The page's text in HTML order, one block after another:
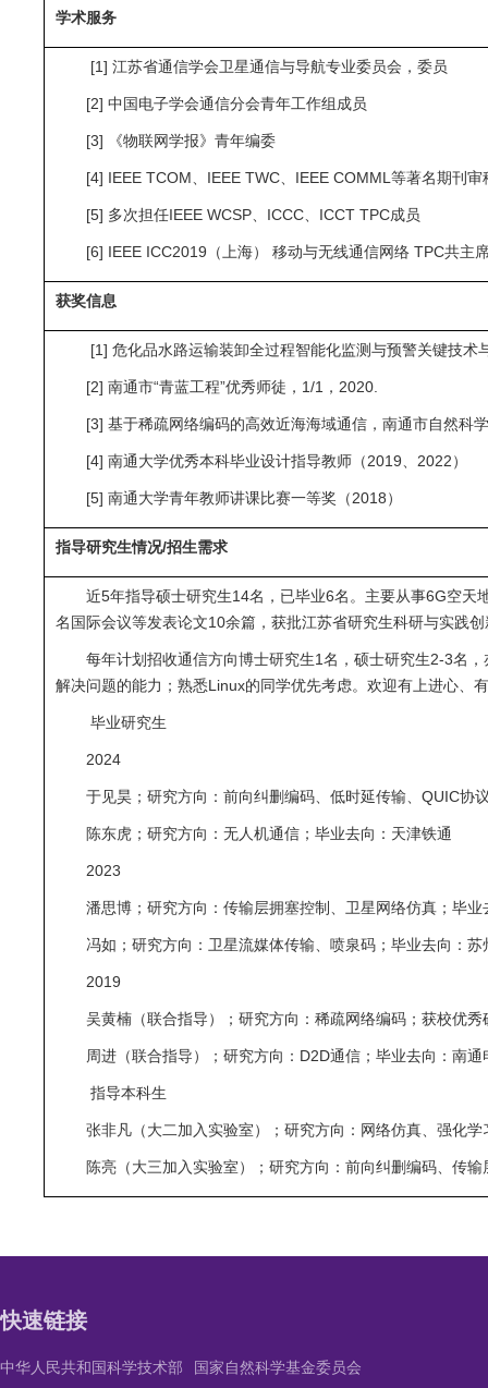
学术服务
[1] 江苏省通信学会卫星通信与导航专业委员会，委员
[2] 中国电子学会通信分会青年工作组成员
[3] 《物联网学报》青年编委
[4] IEEE TCOM、IEEE TWC、IEEE COMML等著名期刊审
[5] 多次担任IEEE WCSP、ICCC、ICCT TPC成员
[6] IEEE ICC2019（上海） 移动与无线通信网络 TPC共主
获奖信息
[1] 危化品水路运输装卸全过程智能化监测与预警关键技术
[2] 南通市“青蓝工程”优秀师徒，1/1，2020.
[3] 基于稀疏网络编码的高效近海海域通信，南通市自然科
[4] 南通大学优秀本科毕业设计指导教师（2019、2022）
[5] 南通大学青年教师讲课比赛一等奖（2018）
指导研究生情况/招生需求
近5年指导硕士研究生14名，已毕业6名。主要从事6G空天
名国际会议等发表论文10余篇，获批江苏省研究生科研与实践
每年计划招收通信方向博士研究生1名，硕士研究生2-3名
解决问题的能力；熟悉Linux的同学优先考虑。欢迎有上进心、
毕业研究生
2024
于见昊；研究方向：前向纠删编码、低时延传输、QUIC协
陈东虎；研究方向：无人机通信；毕业去向：天津铁通
2023
潘思博；研究方向：传输层拥塞控制、卫星网络仿真；毕
冯如；研究方向：卫星流媒体传输、喷泉码；毕业去向：苏
2019
吴黄楠（联合指导）；研究方向：稀疏网络编码；获校优
周进（联合指导）；研究方向：D2D通信；毕业去向：南通
指导本科生
张非凡（大二加入实验室）；研究方向：网络仿真、强化
陈亮（大三加入实验室）；研究方向：前向纠删编码、传
快速链接
中华人民共和国科学技术部 国家自然科学基金委员会